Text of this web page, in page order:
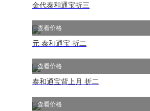
金代泰和通宝折三
查看价格
元 泰和通宝 折二
查看价格
泰和通宝背上月 折二
查看价格